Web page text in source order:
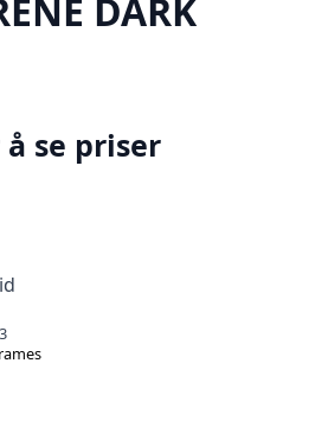
DARK
se priser